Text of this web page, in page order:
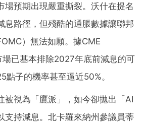
場預期出現嚴重撕裂。沃什在提名
息路徑，但殘酷的通脹數據讓聯邦
）無法如願。據CME
已基本排除2027年底前減息的可
點子的機率甚至逼近50%。
被視為「鷹派」，如今卻拋出「AI
支持減息。北卡羅來納州參議員蒂